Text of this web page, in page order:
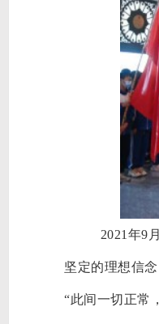
2021年9
坚定的理想信
“此间一切正常